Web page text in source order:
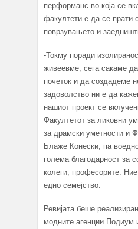
перформанс во која се
факултети е да се прати
поврзувањето и
-Токму поради
живеевме, сега сакаме
почеток и да создадеме
задоволство ни е да
нашиот проект се
Факултетот за ликовни
за драмски уметности и
Блаже Конески, па
голема благодарност за
колеги, професорите.
едно семејство.
Ревијата беше
модните агенции Подиум